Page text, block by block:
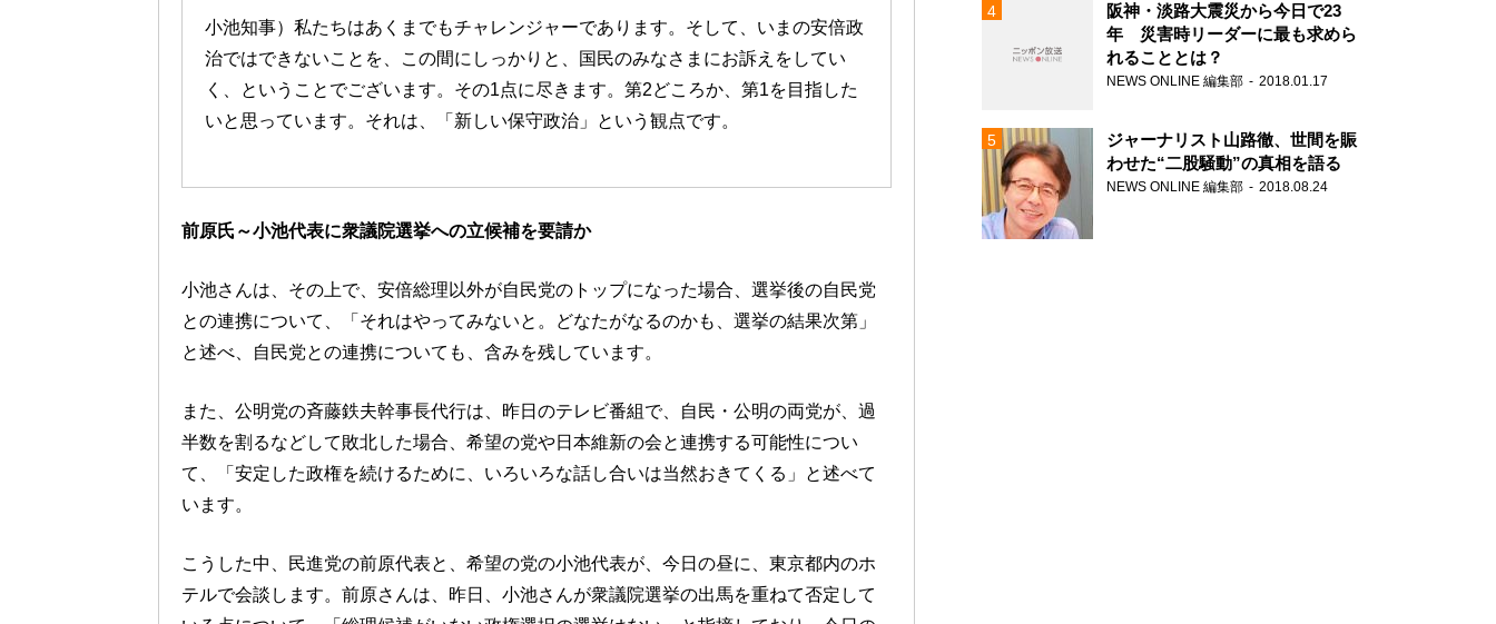
小池知事）私たちはあくまでもチャレンジャーであります。そして、いまの安倍政
治ではできないことを、この間にしっかりと、国民のみなさまにお訴えをしてい
く、ということでございます。その1点に尽きます。第2どころか、第1を目指した
いと思っています。それは、「新しい保守政治」という観点です。
前原氏～小池代表に衆議院選挙への立候補を要請か
小池さんは、その上で、安倍総理以外が自民党のトップになった場合、選挙後の自民党
との連携について、「それはやってみないと。どなたがなるのかも、選挙の結果次第」
と述べ、自民党との連携についても、含みを残しています。
また、公明党の斉藤鉄夫幹事長代行は、昨日のテレビ番組で、自民・公明の両党が、過
半数を割るなどして敗北した場合、希望の党や日本維新の会と連携する可能性につい
て、「安定した政権を続けるために、いろいろな話し合いは当然おきてくる」と述べて
います。
こうした中、民進党の前原代表と、希望の党の小池代表が、今日の昼に、東京都内のホ
テルで会談します。前原さんは、昨日、小池さんが衆議院選挙の出馬を重ねて否定して
阪神・淡路大震災から今日で23
年 災害時リーダーに最も求めら
れることとは？
NEWS ONLINE 編集部 2018.01.17
ジャーナリスト山路徹、世間を賑
わせた“二股騒動”の真相を語る
NEWS ONLINE 編集部 2018.08.24